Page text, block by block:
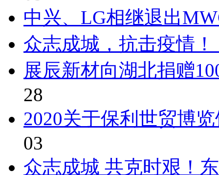
中兴、LG相继退出
众志成城，抗击疫情
展辰新材向湖北捐赠
28
2020关于保利世贸博
03
众志成城 共克时艰！